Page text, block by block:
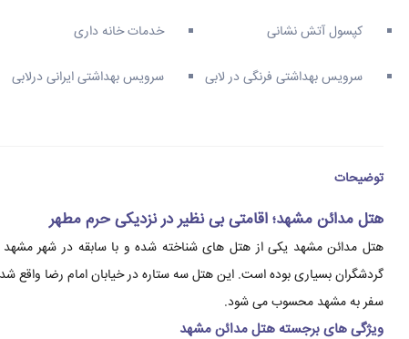
کپسول آتش نشانی خدمات خانه داری
سرویس بهداشتی فرنگی در لابی سرویس بهداشتی ایرانی درلابی
توضیحات
هتل مدائن مشهد؛ اقامتی بی نظیر در نزدیکی حرم مطهر
گردشگران بسیاری بوده است. این هتل سه ستاره در خیابان امام رضا واقع
سفر به مشهد محسوب می شود.
ویژگی های برجسته هتل مدائن مشهد